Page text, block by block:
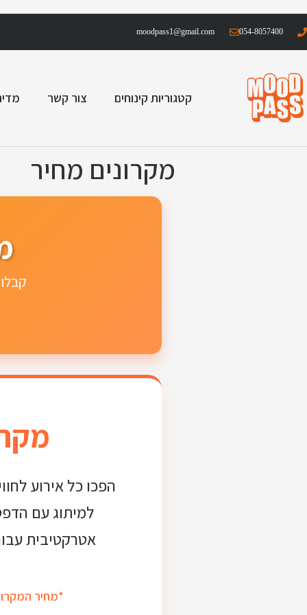
054-8057400
moodpass1@gmail.com
קטגוריות קינוחים צור קשר
מקרונים מחיר
הפכו כל אירוע
למיתוג עם
אטרקטיבית
*מחיר